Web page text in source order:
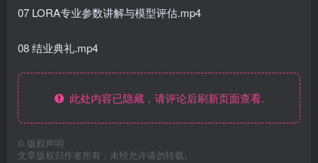
07 LORA专业参数讲解与模型评估.mp4
08 结业典礼.mp4
此处内容已隐藏，请评论后刷新页面查看.
© 版权声明
文章版权归作者所有，未经允许请勿转载。